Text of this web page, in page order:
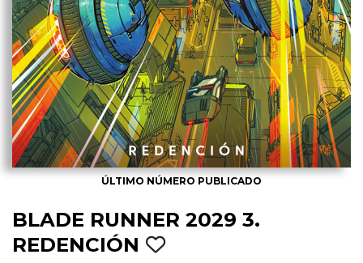
ÚLTIMO NÚMERO PUBLICADO
BLADE RUNNER 2029 3.
REDENCIÓN